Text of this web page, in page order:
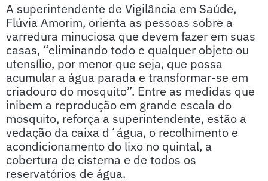
A superintendente de Vigilância em Saúde,
Flúvia Amorim, orienta as pessoas sobre a
varredura minuciosa que devem fazer em suas
casas, “eliminando todo e qualquer objeto ou
utensílio, por menor que seja, que possa
acumular a água parada e transformar-se em
criadouro do mosquito”. Entre as medidas que
inibem a reprodução em grande escala do
mosquito, reforça a superintendente, estão a
vedação da caixa d´água, o recolhimento e
acondicionamento do lixo no quintal, a
cobertura de cisterna e de todos os
reservatórios de água.